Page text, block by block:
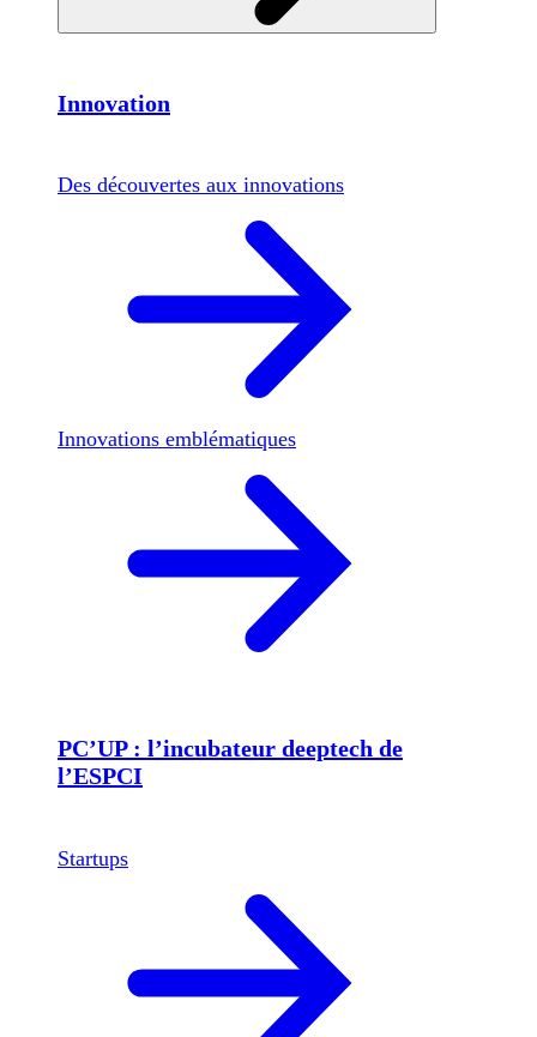
Innovation
Des découvertes aux innovations
Innovations emblématiques
PC’UP : l’incubateur deeptech de
l’ESPCI
Startups